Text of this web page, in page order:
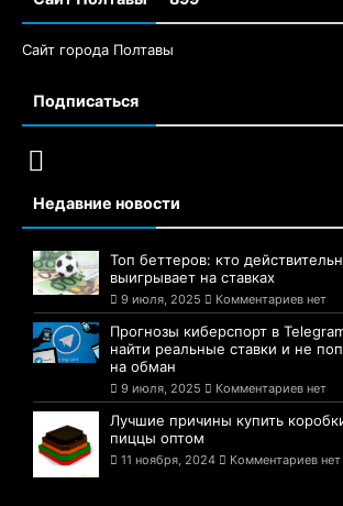
Сайт города Полтавы
Подписаться
Недавние новости
Топ беттеров: кто
выигрывает на ставках
9 июля, 2025 Комментариев нет
Прогнозы киберспорт в
найти реальные ставки и не
на обман
9 июля, 2025 Комментариев нет
Лучшие причины купить
пиццы оптом
11 ноября, 2024 Комментариев нет